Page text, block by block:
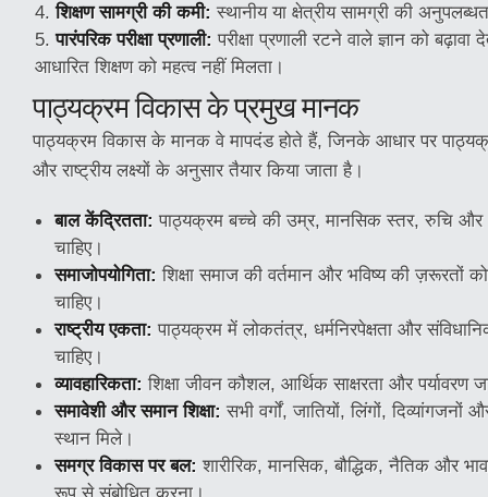
शिक्षण सामग्री की कमी: स्थानीय या क्षेत्रीय सामग्री की
पारंपरिक परीक्षा प्रणाली: परीक्षा प्रणाली रटने वाले ज्ञान को
आधारित शिक्षण को महत्व नहीं मिलता।
पाठ्यक्रम विकास के प्रमुख मानक
पाठ्यक्रम विकास के मानक वे मापदंड होते हैं, जिनके आधार पर
और राष्ट्रीय लक्ष्यों के अनुसार तैयार किया जाता है।
बाल केंद्रितता: पाठ्यक्रम बच्चे की उम्र, मानसिक स्तर, रुचि
चाहिए।
समाजोपयोगिता: शिक्षा समाज की वर्तमान और भविष्य की ज़रूरतों
चाहिए।
राष्ट्रीय एकता: पाठ्यक्रम में लोकतंत्र, धर्मनिरपेक्षता और
चाहिए।
व्यावहारिकता: शिक्षा जीवन कौशल, आर्थिक साक्षरता और
समावेशी और समान शिक्षा: सभी वर्गों, जातियों, लिंगों,
स्थान मिले।
समग्र विकास पर बल: शारीरिक, मानसिक, बौद्धिक, नैतिक और
रूप से संबोधित करना।